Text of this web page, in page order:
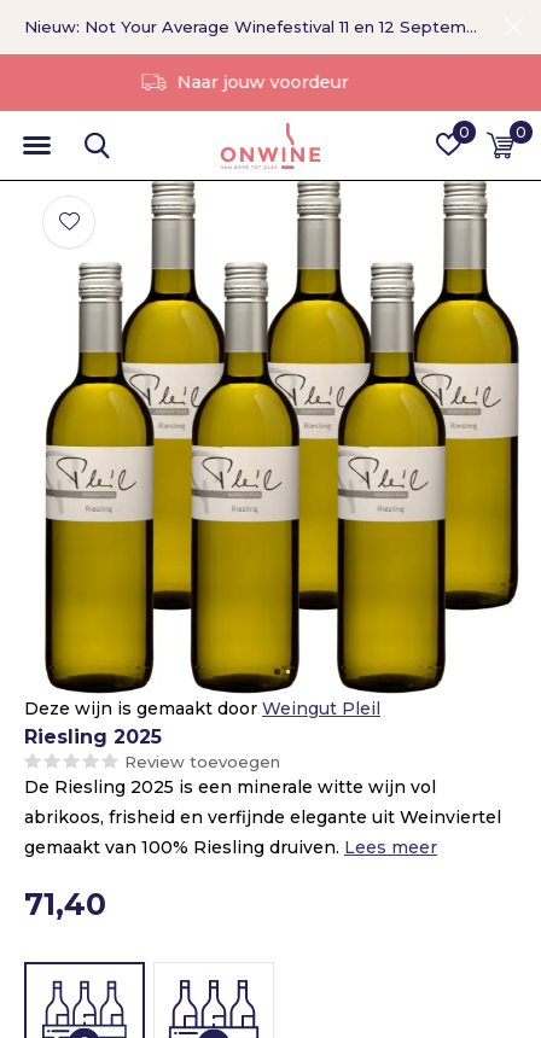
0 0
Zonder tussenpersoon
Nieuw: Not Your Average Winefestival 11 en 12 September >
Deze wijn is gemaakt door Weingut Pleil
Riesling 2025
Review toevoegen
De Riesling 2025 is een minerale witte wijn vol
abrikoos, frisheid en verfijnde elegante uit Weinviertel
gemaakt van 100% Riesling druiven. Lees meer
71,40